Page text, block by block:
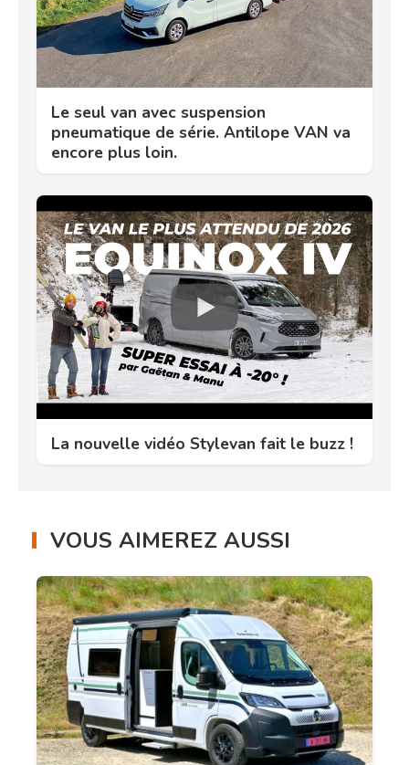
Le seul van avec suspension
pneumatique de série. Antilope VAN va
encore plus loin.
La nouvelle vidéo Stylevan fait le buzz !
VOUS AIMEREZ AUSSI